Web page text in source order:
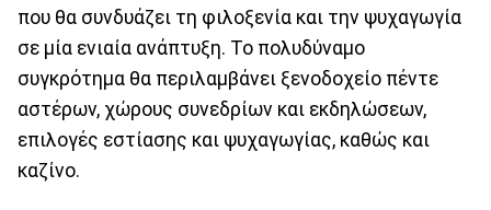
που θα συνδυάζει τη φιλοξενία και την ψυχαγωγία
σε μία ενιαία ανάπτυξη. Το πολυδύναμο
συγκρότημα θα περιλαμβάνει ξενοδοχείο πέντε
αστέρων, χώρους συνεδρίων και εκδηλώσεων,
επιλογές εστίασης και ψυχαγωγίας, καθώς και
καζίνο.